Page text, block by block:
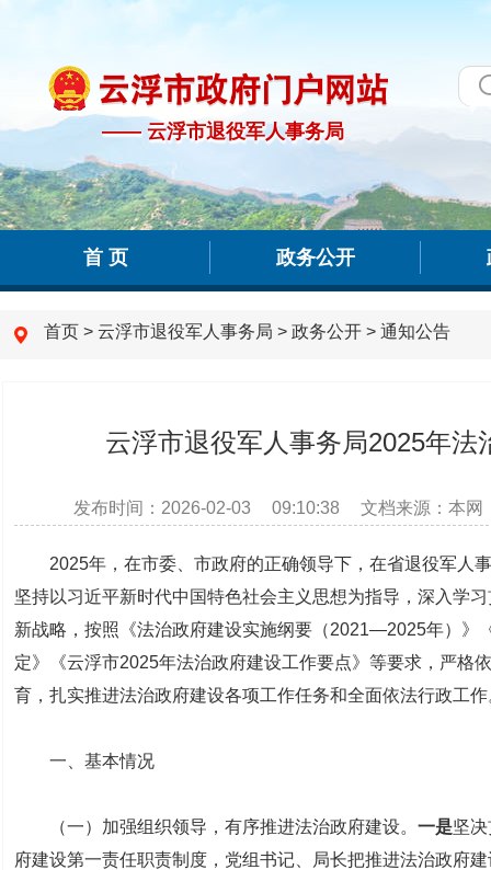
—— 云浮市退役军人事务局
—— 云浮市退役军人事务局
首 页 政务公开
首页 > 云浮市退役军人事务局 > 政务公开 > 通知公告
云浮市退役军人事务局2025年法
发布时间：2026-02-03 09:10:38 文档来源：本
2025年，在市委、市政府的正确领导下，在省退役军人
坚持以习近平新时代中国特色社会主义思想为指导，深入学
新战略，按照《法治政府建设实施纲要（2021—2025年）》
定》《云浮市2025年法治政府建设工作要点》等要求，严格
育，扎实推进法治政府建设各项工作任务和全面依法行政工作
一、基本情况
（一）加强组织领导，有序推进法治政府建设。 一是坚决
府建设第一责任职责制度，党组书记、局长把推进法治政府